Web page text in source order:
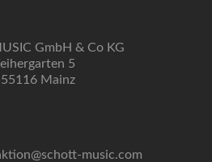
GmbH & Co KG
5
55116 Mainz
music.com